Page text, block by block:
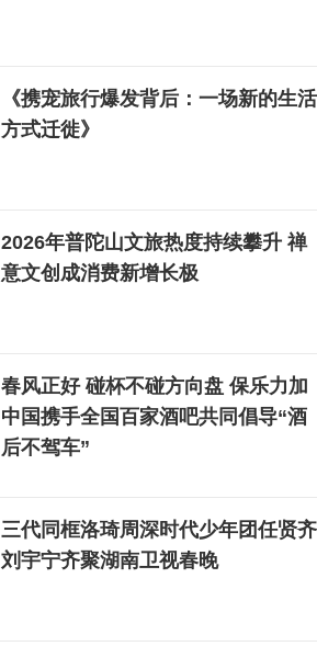
《携宠旅行爆发背后：一场新的生活
方式迁徙》
2026年普陀山文旅热度持续攀升 禅
意文创成消费新增长极
春风正好 碰杯不碰方向盘 保乐力加
中国携手全国百家酒吧共同倡导“酒
后不驾车”
三代同框洛琦周深时代少年团任贤齐
刘宇宁齐聚湖南卫视春晚